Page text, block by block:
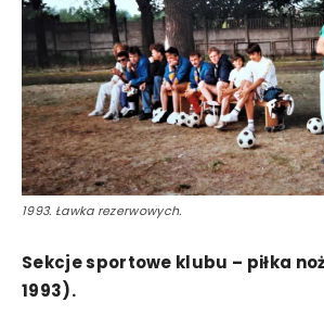
1993. Ławka rezerwowych.
Sekcje sportowe klubu – piłka
1993).